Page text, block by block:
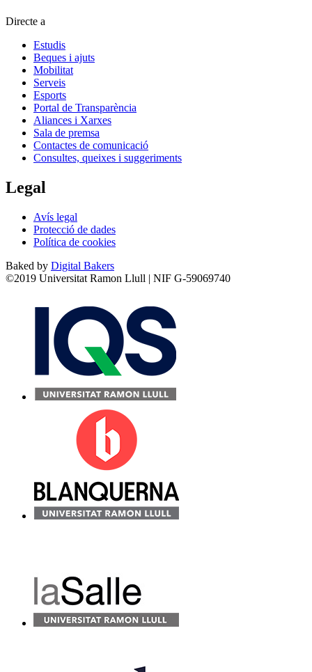
Directe a
Estudis
Beques i ajuts
Mobilitat
Serveis
Esports
Portal de Transparència
Aliances i Xarxes
Sala de premsa
Contactes de comunicació
Consultes, queixes i suggeriments
Legal
Avís legal
Protecció de dades
Política de cookies
Baked by Digital Bakers
©2019 Universitat Ramon Llull | NIF G-59069740